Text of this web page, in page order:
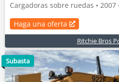
Cargadoras sobre ruedas • 2007
Haga una oferta
Ritchie Bros
Subasta